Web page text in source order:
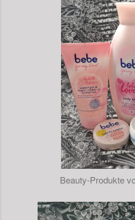
Beauty-Produkte